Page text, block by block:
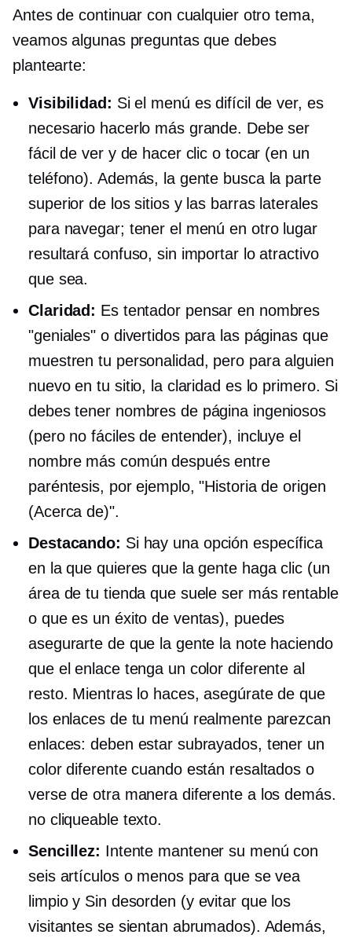
Antes de continuar con cualquier otro tema,
veamos algunas preguntas que debes
plantearte:
Visibilidad: Si el menú es difícil de ver, es
necesario hacerlo más grande. Debe ser
fácil de ver y de hacer clic o tocar (en un
teléfono). Además, la gente busca la parte
superior de los sitios y las barras laterales
para navegar; tener el menú en otro lugar
resultará confuso, sin importar lo atractivo
que sea.
Claridad: Es tentador pensar en nombres
"geniales" o divertidos para las páginas que
muestren tu personalidad, pero para alguien
nuevo en tu sitio, la claridad es lo primero. Si
debes tener nombres de página ingeniosos
(pero no fáciles de entender), incluye el
nombre más común después entre
paréntesis, por ejemplo, "Historia de origen
(Acerca de)".
Destacando: Si hay una opción específica
en la que quieres que la gente haga clic (un
área de tu tienda que suele ser más rentable
o que es un éxito de ventas), puedes
asegurarte de que la gente la note haciendo
que el enlace tenga un color diferente al
resto. Mientras lo haces, asegúrate de que
los enlaces de tu menú realmente parezcan
enlaces: deben estar subrayados, tener un
color diferente cuando están resaltados o
verse de otra manera diferente a los demás.
no cliqueabletexto.
Sencillez: Intente mantener su menú con
seis artículos o menos para que se vea
limpio y Sin desorden (y evitar que los
visitantes se sientan abrumados). Además,